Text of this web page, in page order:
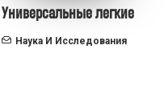
Универсальные легкие
Наука И Исследования